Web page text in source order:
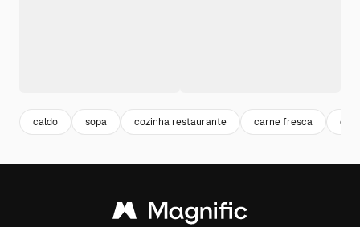
caldo sopa cozinha restaurante carne fresca